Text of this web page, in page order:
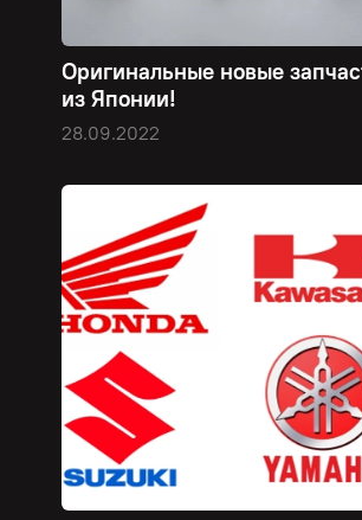
Оригинальные новые
из Японии!
28.09.2022